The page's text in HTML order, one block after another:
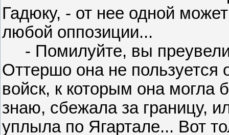
Гадюку, - от нее одной
любой оппозиции...
- Помилуйте, вы
Оттершо она не
войск, к которым она могла
знаю, сбежала за границу,
уплыла по Ягартале... Вот